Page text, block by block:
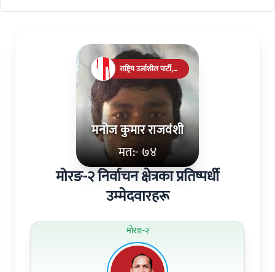
मनोज कुमार राजवंशी
मत:- ७४
राष्ट्रिय उर्जाशील पार्टी,
नेपाल
मोरङ-२ निर्वाचन क्षेत्रका प्रतिष्पर्धी
उम्मेदवारहरू
मोरङ-२